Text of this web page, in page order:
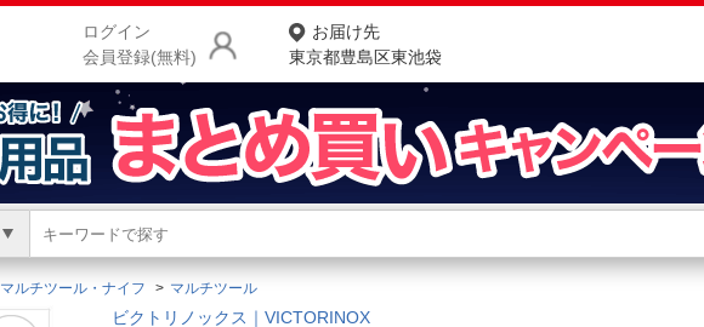
ログイン
会員登録(無料)
お届け先
東京都豊島区東池袋
商品をさがす
ランキングからさがす
カテゴリ一覧からさがす
マルチツール・ナイフ マルチツール
ビクトリノックス｜VICTORINOX